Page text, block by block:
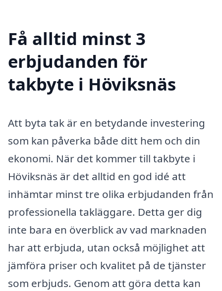
Få alltid minst 3
erbjudanden för
takbyte i Höviksnäs
Att byta tak är en betydande investering
som kan påverka både ditt hem och din
ekonomi. När det kommer till takbyte i
Höviksnäs är det alltid en god idé att
inhämtar minst tre olika erbjudanden från
professionella takläggare. Detta ger dig
inte bara en överblick av vad marknaden
har att erbjuda, utan också möjlighet att
jämföra priser och kvalitet på de tjänster
som erbjuds. Genom att göra detta kan